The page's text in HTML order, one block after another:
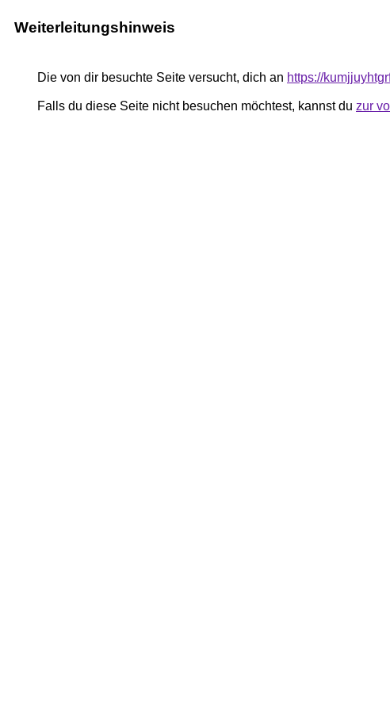
Weiterleitungshinweis
Die von dir besuchte Seite versucht, dich an https://
Falls du diese Seite nicht besuchen möchtest, kannst du zur